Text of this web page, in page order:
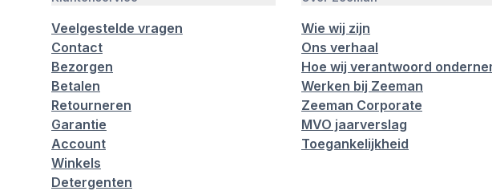
Veelgestelde vragen
Contact
Bezorgen
Betalen
Retourneren
Garantie
Account
Winkels
Detergenten
Wie wij zijn
Ons verhaal
Hoe wij verantwoord
Werken bij Zeeman
Zeeman Corporate
MVO jaarverslag
Toegankelijkheid